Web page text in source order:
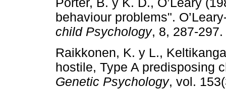
behaviour problems".
child Psychology, 8, 287-
Raikkonen, K. y L.,
hostile, Type A predisposing
Genetic Psychology, vol.